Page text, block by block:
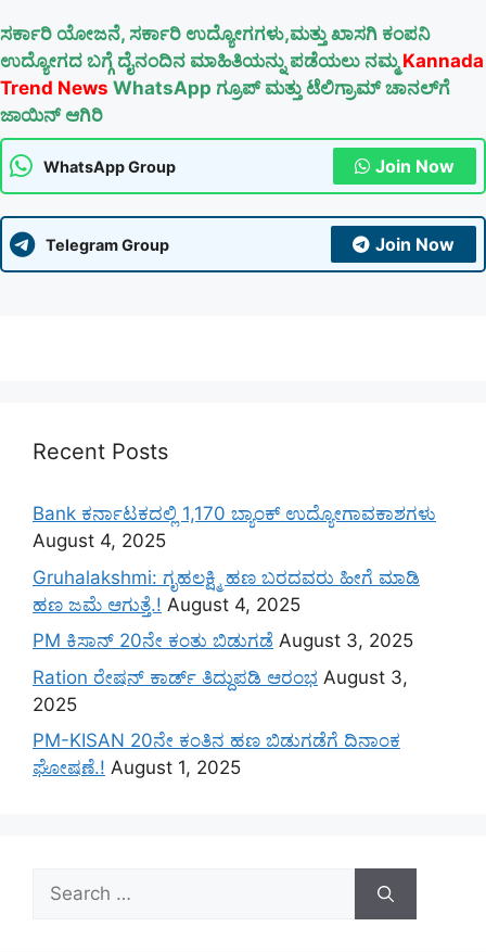
ಸರ್ಕಾರಿ ಯೋಜನೆ, ಸರ್ಕಾರಿ ಉದ್ಯೋಗಗಳು,ಮತ್ತು ಖಾಸಗಿ ಕಂಪನಿ
ಉದ್ಯೋಗದ ಬಗ್ಗೆ ದೈನಂದಿನ ಮಾಹಿತಿಯನ್ನು ಪಡೆಯಲು ನಮ್ಮKannada
Trend News WhatsApp ಗ್ರೂಪ್ ಮತ್ತು ಟೆಲಿಗ್ರಾಮ್ ಚಾನಲ್‌ಗೆ
ಜಾಯಿನ್ ಆಗಿರಿ
WhatsApp Group Join Now
Telegram Group Join Now
Recent Posts
Bank ಕರ್ನಾಟಕದಲ್ಲಿ 1,170 ಬ್ಯಾಂಕ್ ಉದ್ಯೋಗಾವಕಾಶಗಳು
August 4, 2025
Gruhalakshmi: ಗೃಹಲಕ್ಷ್ಮಿ ಹಣ ಬರದವರು ಹೀಗೆ ಮಾಡಿ
ಹಣ ಜಮೆ‌ ಆಗುತ್ತೆ.! August 4, 2025
PM ಕಿಸಾನ್ 20ನೇ ಕಂತು ಬಿಡುಗಡೆ August 3, 2025
Ration ರೇಷನ್ ಕಾರ್ಡ್ ತಿದ್ದುಪಡಿ ಆರಂಭ August 3,
2025
PM-KISAN 20ನೇ ಕಂತಿನ ಹಣ ಬಿಡುಗಡೆಗೆ ದಿನಾಂಕ
ಘೋಷಣೆ.! August 1, 2025
Search
for: